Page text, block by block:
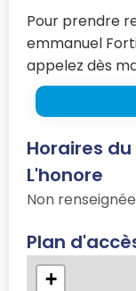
Pour prendre
emmanuel
appelez dès
Horaires
L'honore
Non
Plan
+